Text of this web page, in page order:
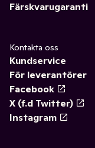
Färskvarugaranti
Kontakta oss
Kundservice
För leverantörer
Facebook
X (f.d Twitter)
Instagram